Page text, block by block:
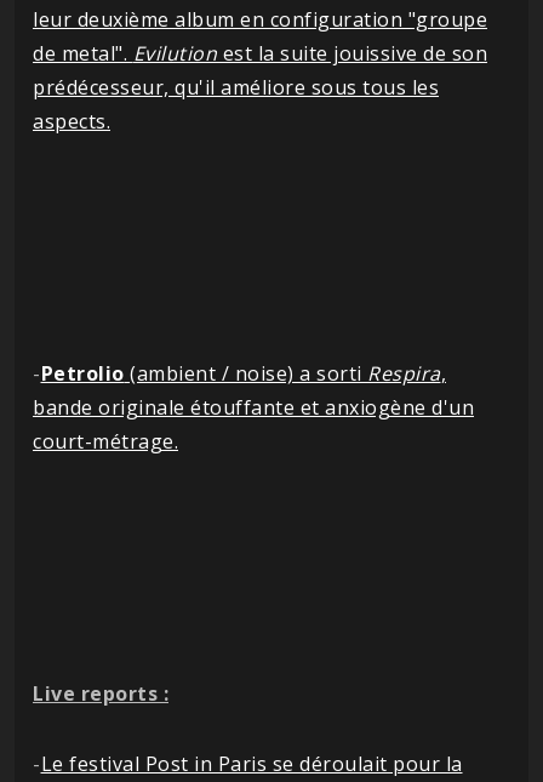
leur deuxième album en configuration "groupe
de metal". Evilution est la suite jouissive de son
prédécesseur, qu'il améliore sous tous les
aspects.
-Petrolio (ambient / noise) a sorti Respira,
bande originale étouffante et anxiogène d'un
court-métrage.
Live reports :
-Le festival Post in Paris se déroulait pour la